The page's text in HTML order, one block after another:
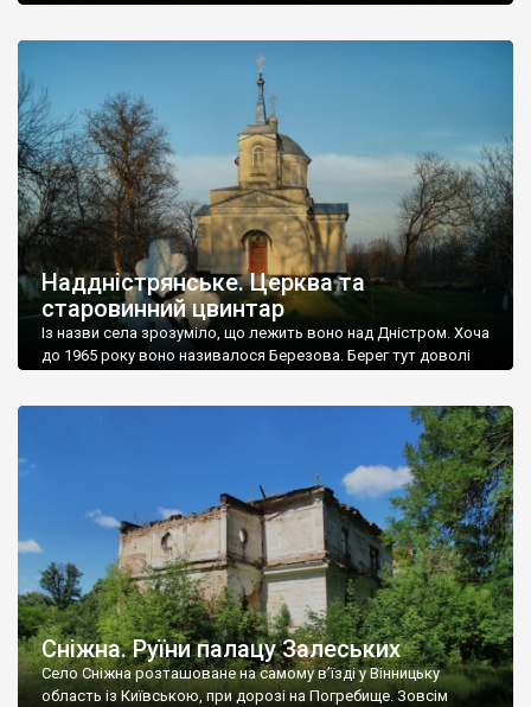
старовинний цвинтар із кам’яними хрестами. Всі епітафії, які
збереглися, написані кирилицею, церковнослов’янською
мовою. За всіма традиційними ознаками – цвинтар
український. Хрести датуються 19 століттям. У 1924-1940
роках Болган […]
Наддністрянське. Церква та
старовинний цвинтар
Із назви села зрозуміло, що лежить воно над Дністром. Хоча
до 1965 року воно називалося Березова. Берег тут доволі
Наддністрянське відрізняється від більшості навколишніх
сіл. У селі є мурована Михайлівська церква. Точної дати […]
Сніжна. Руїни палацу Залеських
Село Сніжна розташоване на самому в’їзді у Вінницьку
область із Київською, при дорозі на Погребище. Зовсім